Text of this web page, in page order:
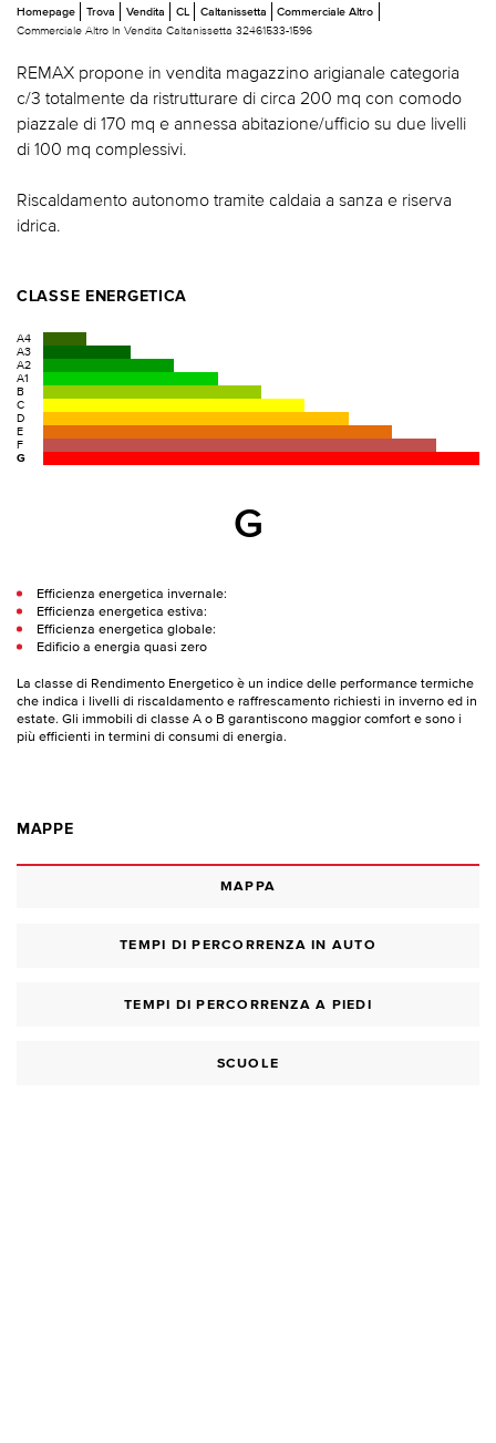
Homepage Trova Vendita CL Caltanissetta
Commerciale Altro
Commerciale Altro In Vendita Caltanissetta 32461533-1596
REMAX propone in vendita magazzino arigianale categoria
c/3 totalmente da ristrutturare di circa 200 mq con comodo
piazzale di 170 mq e annessa abitazione/ufficio su due livelli
di 100 mq complessivi.
Riscaldamento autonomo tramite caldaia a sanza e riserva
idrica.
CLASSE ENERGETICA
A4
A3
A2
A1
B
C
D
E
F
G
G
Efficienza energetica invernale:
Efficienza energetica estiva:
Efficienza energetica globale:
Edificio a energia quasi zero
La classe di Rendimento Energetico è un indice delle performance termiche
che indica i livelli di riscaldamento e raffrescamento richiesti in inverno ed in
estate. Gli immobili di classe A o B garantiscono maggior comfort e sono i
più efficienti in termini di consumi di energia.
MAPPE
MAPPA
TEMPI DI PERCORRENZA IN AUTO
TEMPI DI PERCORRENZA A PIEDI
SCUOLE